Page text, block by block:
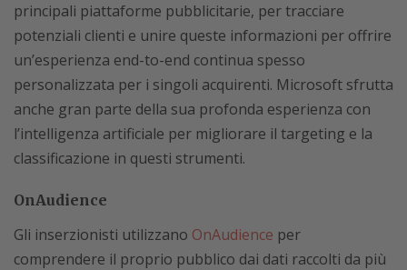
principali piattaforme pubblicitarie, per tracciare
potenziali clienti e unire queste informazioni per offrire
un’esperienza end-to-end continua spesso
personalizzata per i singoli acquirenti. Microsoft sfrutta
anche gran parte della sua profonda esperienza con
l’intelligenza artificiale per migliorare il targeting e la
classificazione in questi strumenti.
OnAudience
Gli inserzionisti utilizzano OnAudience per
comprendere il proprio pubblico dai dati raccolti da più